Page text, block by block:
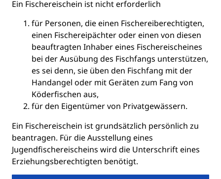
Ein Fischereischein ist nicht erforderlich
für Personen, die einen Fischereiberechtigten,
einen Fischereipächter oder einen von diesen
beauftragten Inhaber eines Fischereischeines
bei der Ausübung des Fischfangs unterstützen,
es sei denn, sie üben den Fischfang mit der
Handangel oder mit Geräten zum Fang von
Köderfischen aus,
für den Eigentümer von Privatgewässern.
Ein Fischereischein ist grundsätzlich persönlich zu
beantragen. Für die Ausstellung eines
Jugendfischereischeins wird die Unterschrift eines
Erziehungsberechtigten benötigt.